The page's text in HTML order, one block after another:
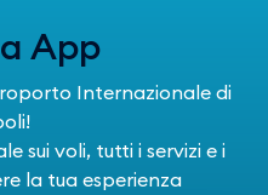
App
Internazionale di
sui voli, tutti i servizi e i
la tua esperienza